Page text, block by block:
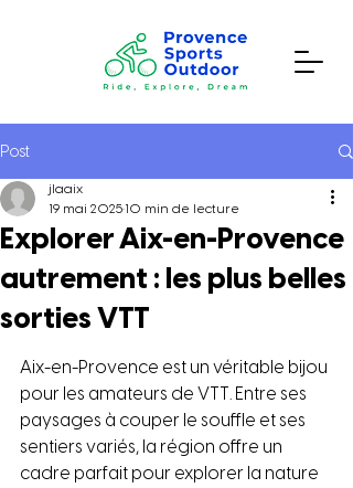
Post
Explorer Aix-en-Provence
autrement : les plus belles
sorties VTT
jlaaix
19 mai 2025 10 min de lecture
Aix-en-Provence est un véritable bijou
pour les amateurs de VTT. Entre ses
paysages à couper le souffle et ses
sentiers variés, la région offre un
cadre parfait pour explorer la nature